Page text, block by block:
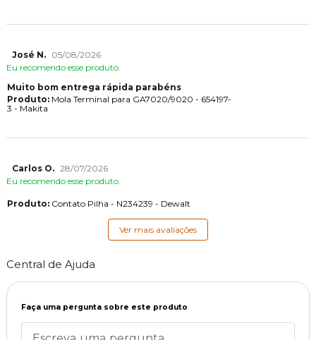
José N.
05/08/2026
Eu recomendo esse produto.
Muito bom entrega rápida parabéns
Produto:Mola Terminal para GA7020/9020 - 654197-
3 - Makita
Carlos O. 28/07/2026
Eu recomendo esse produto.
Produto:Contato Pilha - N234239 - Dewalt
Ver mais avaliações
Central de Ajuda
Faça uma pergunta sobre este produto